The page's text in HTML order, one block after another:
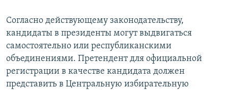
Согласно действующему законодательству,
кандидаты в президенты могут выдвигаться
самостоятельно или республиканскими
объединениями. Претендент для официальной
регистрации в качестве кандидата должен
представить в Центральную избирательную